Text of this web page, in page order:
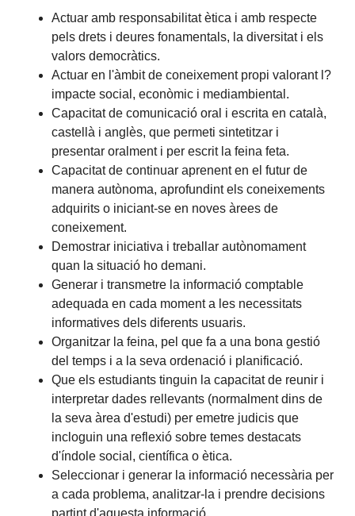
Actuar amb responsabilitat ètica i amb respecte
pels drets i deures fonamentals, la diversitat i els
valors democràtics.
Actuar en l'àmbit de coneixement propi valorant l?
impacte social, econòmic i mediambiental.
Capacitat de comunicació oral i escrita en català,
castellà i anglès, que permeti sintetitzar i
presentar oralment i per escrit la feina feta.
Capacitat de continuar aprenent en el futur de
manera autònoma, aprofundint els coneixements
adquirits o iniciant-se en noves àrees de
coneixement.
Demostrar iniciativa i treballar autònomament
quan la situació ho demani.
Generar i transmetre la informació comptable
adequada en cada moment a les necessitats
informatives dels diferents usuaris.
Organitzar la feina, pel que fa a una bona gestió
del temps i a la seva ordenació i planificació.
Que els estudiants tinguin la capacitat de reunir i
interpretar dades rellevants (normalment dins de
la seva àrea d'estudi) per emetre judicis que
incloguin una reflexió sobre temes destacats
d'índole social, científica o ètica.
Seleccionar i generar la informació necessària per
a cada problema, analitzar-la i prendre decisions